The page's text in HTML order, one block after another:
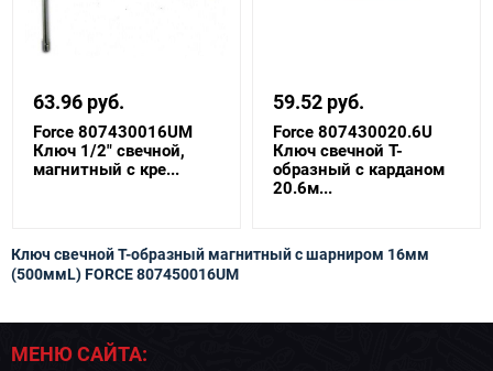
63.96 руб.
Force 807430016UM
Ключ 1/2" свечной,
магнитный с кре...
59.52 руб.
Force 807430020.6U
Ключ свечной Т-
образный с карданом
20.6м...
Ключ свечной Т-образный магнитный с шарниром 16мм
(500ммL) FORCE 807450016UM
МЕНЮ САЙТА: